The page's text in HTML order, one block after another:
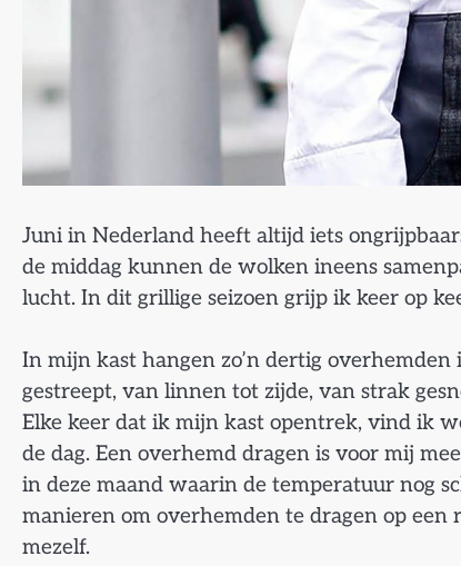
Juni in Nederland heeft altijd iets
de middag kunnen de wolken ineens
lucht. In dit grillige seizoen grijp ik keer op
In mijn kast hangen zo’n dertig
gestreept, van linnen tot zijde, van strak
Elke keer dat ik mijn kast opentrek, vind ik
de dag. Een overhemd dragen is voor mij
in deze maand waarin de temperatuur nog
manieren om overhemden te dragen op een
mezelf.